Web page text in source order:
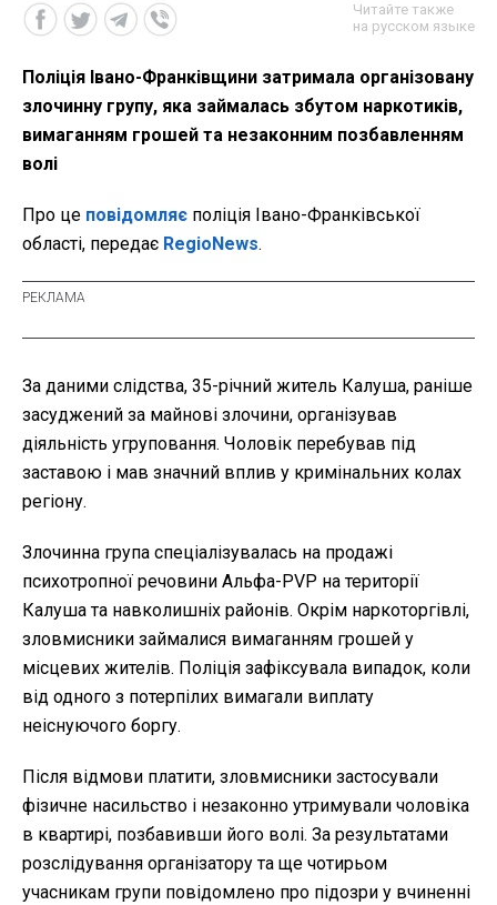
Читайте также
на русском языке
Поліція Івано-Франківщини затримала організовану
злочинну групу, яка займалась збутом наркотиків,
вимаганням грошей та незаконним позбавленням
волі
Про це повідомляє поліція Івано-Франківської
області, передає RegioNews.
За даними слідства, 35-річний житель Калуша, раніше
засуджений за майнові злочини, організував
діяльність угруповання. Чоловік перебував під
заставою і мав значний вплив у кримінальних колах
регіону.
Злочинна група спеціалізувалась на продажі
психотропної речовини Альфа-PVP на території
Калуша та навколишніх районів. Окрім наркоторгівлі,
зловмисники займалися вимаганням грошей у
місцевих жителів. Поліція зафіксувала випадок, коли
від одного з потерпілих вимагали виплату
неіснуючого боргу.
Після відмови платити, зловмисники застосували
фізичне насильство і незаконно утримували чоловіка
в квартирі, позбавивши його волі. За результатами
розслідування організатору та ще чотирьом
учасникам групи повідомлено про підозри у вчиненні